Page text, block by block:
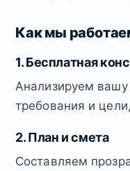
Как мы
1. Бесплатная
Анализируем
требования и
2. План и смета
Составляем